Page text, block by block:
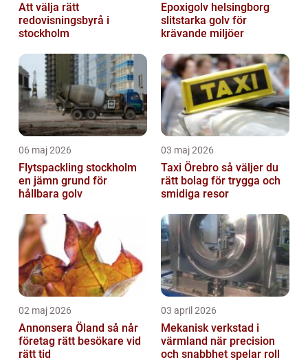
Att välja rätt
redovisningsbyrå i
stockholm
Epoxigolv helsingborg
slitstarka golv för
krävande miljöer
06 maj 2026
Flytspackling stockholm
en jämn grund för
hållbara golv
03 maj 2026
Taxi Örebro så väljer du
rätt bolag för trygga och
smidiga resor
02 maj 2026
Annonsera Öland så når
företag rätt besökare vid
rätt tid
03 april 2026
Mekanisk verkstad i
värmland när precision
och snabbhet spelar roll